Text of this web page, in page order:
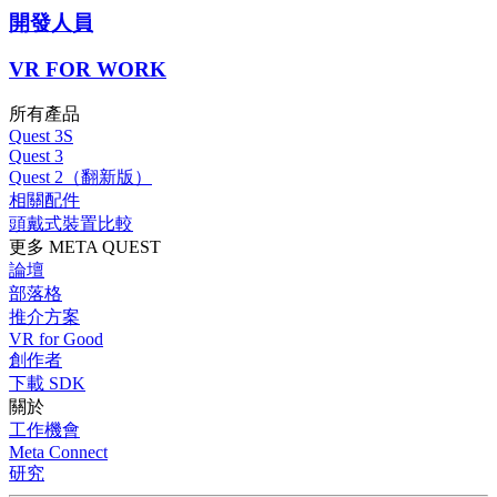
開發人員
VR FOR WORK
所有產品
Quest 3S
Quest 3
Quest 2（翻新版）
相關配件
頭戴式裝置比較
更多 META QUEST
論壇
部落格
推介方案
VR for Good
創作者
下載 SDK
關於
工作機會
Meta Connect
研究